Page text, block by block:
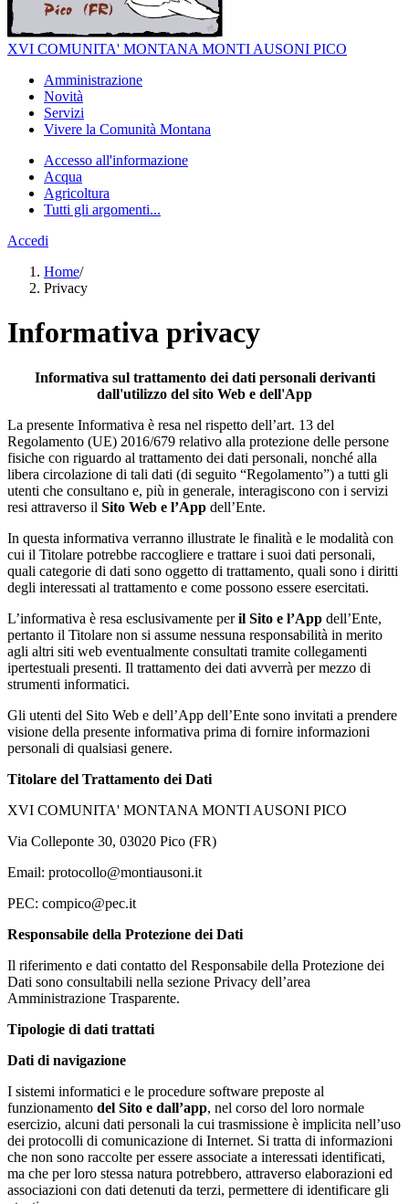
XVI COMUNITA' MONTANA MONTI AUSONI PICO
Amministrazione
Novità
Servizi
Vivere la Comunità Montana
Accesso all'informazione
Acqua
Agricoltura
Tutti gli argomenti...
Accedi
Home/
Privacy
Informativa privacy
Informativa sul trattamento dei dati personali derivanti
dall'utilizzo del sito Web e dell'App
La presente Informativa è resa nel rispetto dell’art. 13 del
Regolamento (UE) 2016/679 relativo alla protezione delle persone
fisiche con riguardo al trattamento dei dati personali, nonché alla
libera circolazione di tali dati (di seguito “Regolamento”) a tutti gli
utenti che consultano e, più in generale, interagiscono con i servizi
resi attraverso il Sito Web e l’App dell’Ente.
In questa informativa verranno illustrate le finalità e le modalità con
cui il Titolare potrebbe raccogliere e trattare i suoi dati personali,
quali categorie di dati sono oggetto di trattamento, quali sono i diritti
degli interessati al trattamento e come possono essere esercitati.
L’informativa è resa esclusivamente peril Sito e l’App dell’Ente,
pertanto il Titolare non si assume nessuna responsabilità in merito
agli altri siti web eventualmente consultati tramite collegamenti
ipertestuali presenti. Il trattamento dei dati avverrà per mezzo di
strumenti informatici.
Gli utenti del Sito Web e dell’App dell’Ente sono invitati a prendere
visione della presente informativa prima di fornire informazioni
personali di qualsiasi genere.
Titolare del Trattamento dei Dati
XVI COMUNITA' MONTANA MONTI AUSONI PICO
Via Colleponte 30, 03020 Pico (FR)
Email: protocollo@montiausoni.it
PEC: compico@pec.it
Responsabile della Protezione dei Dati
Il riferimento e dati contatto del Responsabile della Protezione dei
Dati sono consultabili nella sezione Privacy dell’area
Amministrazione Trasparente.
Tipologie di dati trattati
Dati di navigazione
I sistemi informatici e le procedure software preposte al
funzionamento del Sito e dall’app, nel corso del loro normale
esercizio, alcuni dati personali la cui trasmissione è implicita nell’uso
dei protocolli di comunicazione di Internet. Si tratta di informazioni
che non sono raccolte per essere associate a interessati identificati,
ma che per loro stessa natura potrebbero, attraverso elaborazioni ed
associazioni con dati detenuti da terzi, permettere di identificare gli